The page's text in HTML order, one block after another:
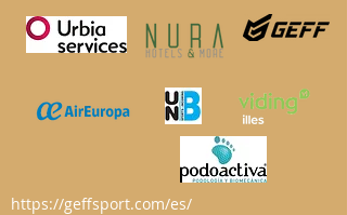
https://geffsport.com/es/